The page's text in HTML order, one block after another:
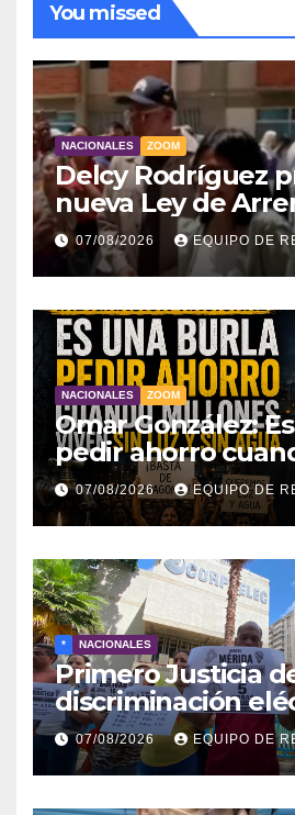
You missed
NACIONALES ZOOM
Delcy Rodríguez
nueva Ley de
para atender a
damnificadas
07/08/2026 EQUIPO DE
NACIONALES ZOOM
Omar González:
pedir ahorro
viven sin luz y sin
07/08/2026 EQUIPO DE
* NACIONALES
Primero Justicia
discriminación
interior del país
07/08/2026 EQUIPO DE